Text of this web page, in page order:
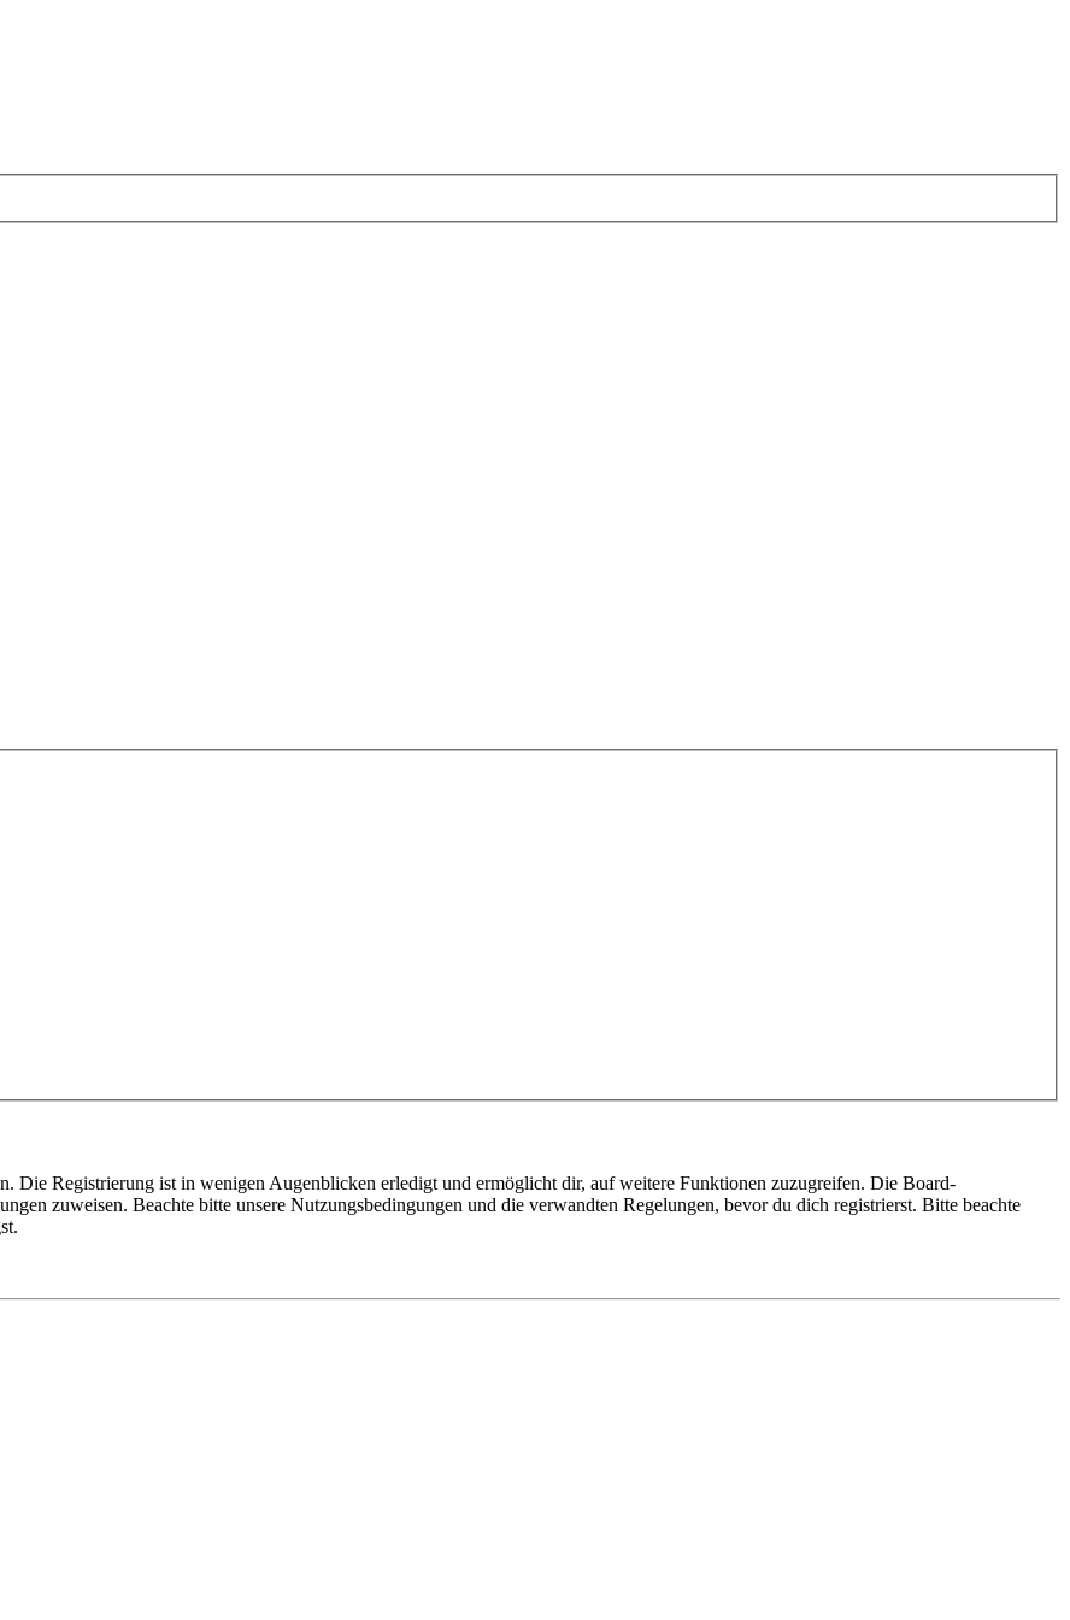
Die Registrierung ist in wenigen Augenblicken erledigt und ermöglicht dir, auf weitere Funktionen zuzugreifen. Die Board-
zuweisen. Beachte bitte unsere Nutzungsbedingungen und die verwandten Regelungen, bevor du dich registrierst. Bitte beachte